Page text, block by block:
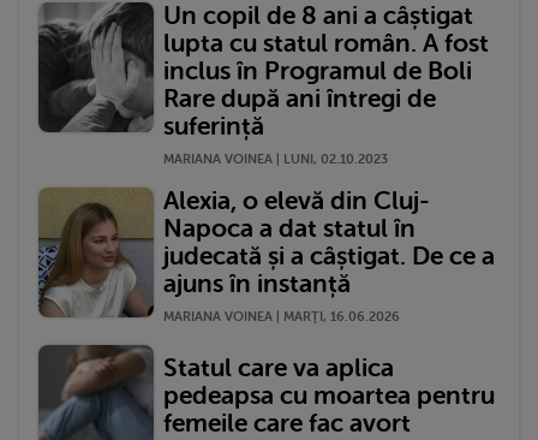
Un copil de 8 ani a câștigat
lupta cu statul român. A fost
inclus în Programul de Boli
Rare după ani întregi de
suferință
MARIANA VOINEA | LUNI, 02.10.2023
Alexia, o elevă din Cluj-
Napoca a dat statul în
judecată și a câștigat. De ce a
ajuns în instanță
MARIANA VOINEA | MARŢI, 16.06.2026
Statul care va aplica
pedeapsa cu moartea pentru
femeile care fac avort